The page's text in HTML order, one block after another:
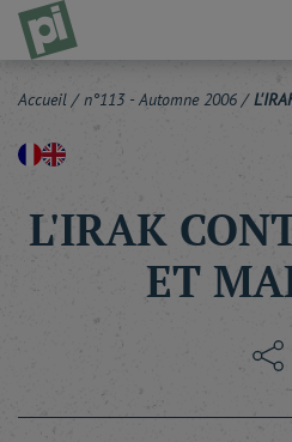
Accueil / n°113 - Automne 2006 /
L'IRAK
ET